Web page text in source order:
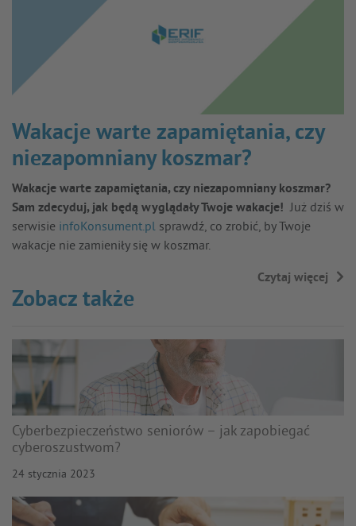
Wakacje warte zapamiętania, czy
niezapomniany koszmar?
Wakacje warte zapamiętania, czy niezapomniany koszmar?
Sam zdecyduj, jak będą wyglądały Twoje wakacje!Już dziś w
serwisie infoKonsument.pl sprawdź, co zrobić, by Twoje
wakacje nie zamieniły się w koszmar.
Czytaj więcej
Zobacz także
Cyberbezpieczeństwo seniorów – jak zapobiegać
cyberoszustwom?
24 stycznia 2023